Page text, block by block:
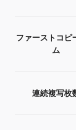
ファーストコピ
ム
連続複写枚